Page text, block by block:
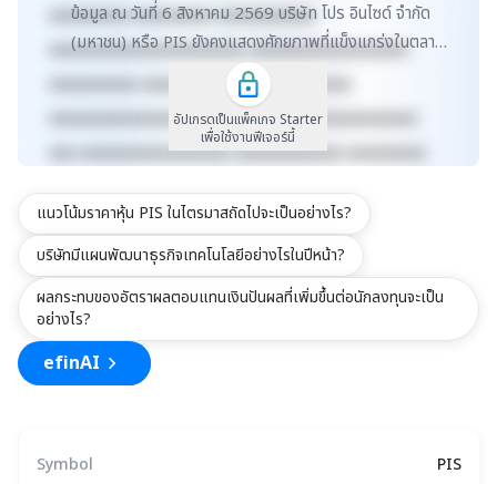
xxxxxxxxx xxxxxxxxx xxxxxxxxxxx
xxxxxxxxxxxxxxxxxxxxxx xxxxxxxxxxxxxxxxxx
xxxxxxxxxx xxxxxxxxxxxxx xxxxxxxxxx
xxxxxxxxxxxxxxxxxxxxxxxxxx xxxxxxxxxxxxxxx
xxx xxxxxxxxxxxxxxxxx xxxxxxxxxxxx xxxxxxxxx
xxxxxxxxxxx xxxxxxxx xxxxxxxxxxxxxxxxxxxxxxx
xxxxxxxxxxxxxxxxxxx xxxxx
xxxxxxxxxxxxxxxxxxxxxxxxxxxxxx
ข้อมูล ณ วันที่ 6 สิงหาคม 2569 บริษัท โปร อินไซด์ จำกัด
(มหาชน) หรือ PIS ยังคงแสดงศักยภาพที่แข็งแกร่งในตลาด
MAI ด้วยมูลค่าตลาดที่ 2,808 ล้านบาท แม้จะล...
อัปเกรดเป็นแพ็คเกจ Starter
เพื่อใช้งานฟีเจอร์นี้
แนวโน้มราคาหุ้น PIS ในไตรมาสถัดไปจะเป็นอย่างไร?
บริษัทมีแผนพัฒนาธุรกิจเทคโนโลยีอย่างไรในปีหน้า?
ผลกระทบของอัตราผลตอบแทนเงินปันผลที่เพิ่มขึ้นต่อนักลงทุนจะเป็น
อย่างไร?
efinAI
Symbol
PIS